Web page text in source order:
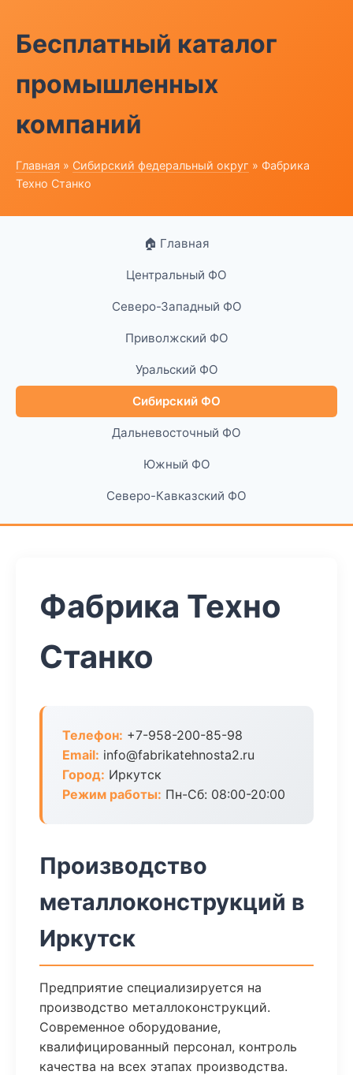
Бесплатный каталог
промышленных
компаний
Главная » Сибирский федеральный округ » Фабрика
Техно Станко
🏠 Главная
Центральный ФО
Северо-Западный ФО
Приволжский ФО
Уральский ФО
Сибирский ФО
Дальневосточный ФО
Южный ФО
Северо-Кавказский ФО
Фабрика Техно
Станко
Телефон: +7-958-200-85-98
Email: info@fabrikatehnosta2.ru
Город: Иркутск
Режим работы: Пн-Сб: 08:00-20:00
Производство
металлоконструкций в
Иркутск
Предприятие специализируется на
производство металлоконструкций.
Современное оборудование,
квалифицированный персонал, контроль
качества на всех этапах производства.